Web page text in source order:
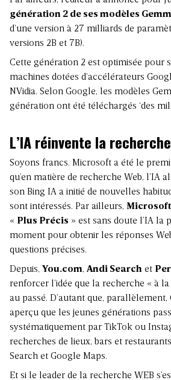
génération 2 de ses modèles
d’une version à 27 milliards de
versions 2B et 7B).
Cette génération 2 est optimisée pour
machines dotées d’accélérateurs
NVidia. Selon Google, les modèles
génération ont été téléchargés ‘des
L’IA réinvente la recherche
Soyons francs. Microsoft a été le
qu’en matière de recherche Web, l’IA
son Bing IA a initié de nouvelles
sont intéressés. Par ailleurs,
« Plus Précis » est sans doute l’IA la
moment pour obtenir les réponses
questions précises.
Depuis, You.com, Andi Search et
renforcer l’idée que la recherche « à
au passé. D’autant que, parallèlement,
aperçu que les jeunes générations
systématiquement par TikTok ou
recherches de lieux, bars et
Search et Google Maps.
Et si le leader de la recherche WEB